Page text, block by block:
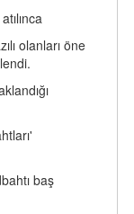
olanları öne
baş